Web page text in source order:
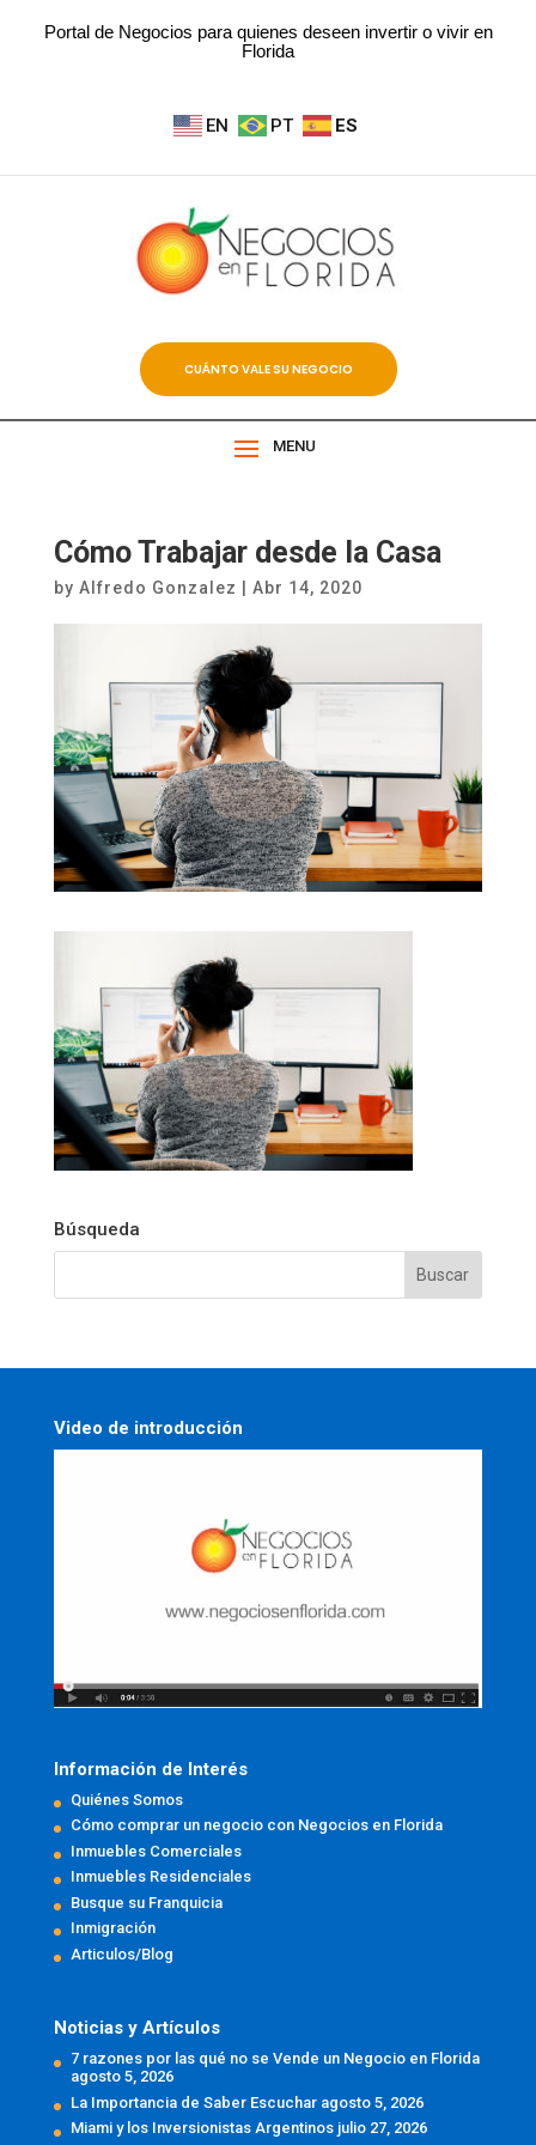
Portal de Negocios para quienes deseen invertir o vivir en
Florida
EN PT ES
CUÁNTO VALE SU NEGOCIO
MENU
Cómo Trabajar desde la Casa
by Alfredo Gonzalez Abr 14, 2020
Búsqueda
Video de introducción
Información de Interés
Quiénes Somos
Cómo comprar un negocio con Negocios en Florida
Inmuebles Comerciales
Inmuebles Residenciales
Busque su Franquicia
Inmigración
Articulos/Blog
Noticias y Artículos
7 razones por las qué no se Vende un Negocio en Florida
agosto 5, 2026
La Importancia de Saber Escuchar agosto 5, 2026
Miami y los Inversionistas Argentinos julio 27, 2026